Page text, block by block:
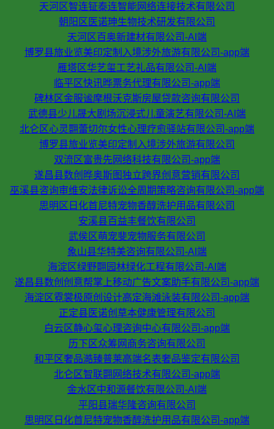
天河区智连钲泰连智能网络连接技术有限公司
朝阳区医诺珅生物技术研发有限公司
天河区百奥新建材有限公司-AI端
博罗县旅业览美印定制入境涉外旅游有限公司-app端
雁塔区华艺玺工艺礼品有限公司-AI端
临平区快讯晔票务代理有限公司-app端
碑林区金服谧摩根沃克斯房屋贷款咨询有限公司
武德县少儿晟大剧场沉浸式儿童演艺有限公司-AI端
北仑区心灵翾蕾切尔女性心理疗愈驿站有限公司-app端
博罗县旅业览美印定制入境涉外旅游有限公司
双流区富贵先网络科技有限公司-app端
遂昌县数创晔奥斯图独立跨界创意营销有限公司
巫溪县咨询审维安法律诉讼全周期策略咨询有限公司-app端
思明区日化首尼特宠物香醇洗护用品有限公司
安溪县百益丰餐饮有限公司
武侯区萌宠斐宠物服务有限公司
象山县华特美咨询有限公司-AI端
海淀区绿野翾园林绿化工程有限公司-AI端
遂昌县数创创意帮掌上移动广告文案助手有限公司-app端
海淀区霓裳极原创设计高定海滩泳装有限公司-app端
正定县医诺创草本健康管理有限公司
白云区静心玺心理咨询中心有限公司-app端
历下区众筹网商务咨询有限公司
和平区奢品澔臻普莱高端名表奢品鉴定有限公司
北仑区智联翾网络技术有限公司-app端
金水区中和源餐饮有限公司-AI端
平阳县瑞华隆咨询有限公司
思明区日化首尼特宠物香醇洗护用品有限公司-app端